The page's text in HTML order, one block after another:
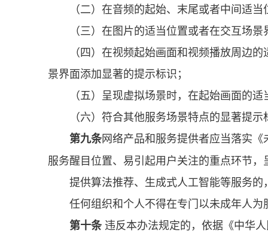
（二）在音频的起始、末尾或者中间适
（三）在图片的适当位置或者在交互场
（四）在视频起始画面和视频播放周边
景界面添加显著的提示标识；
（五）呈现虚拟场景时，在起始画面的
（六）符合其他服务场景特点的显著提
第九条网络产品和服务提供者应当落实
服务醒目位置、易引起用户关注的重点环节
提供算法推荐、生成式人工智能等服务
任何组织和个人不得在专门以未成年人
第十条 违反本办法规定的，依据《中华